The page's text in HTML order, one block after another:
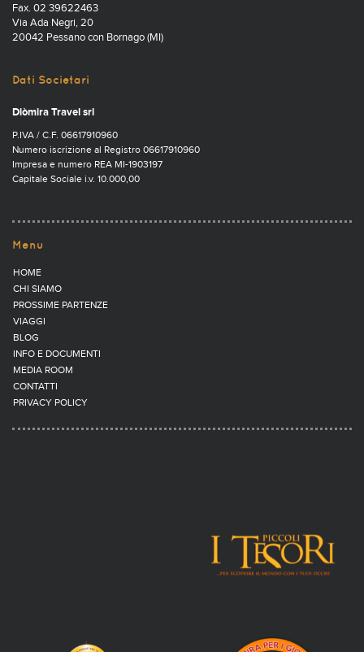
Fax. 02 39622463
Via Ada Negri, 20
20042 Pessano con Bornago (MI)
Dati Societari
Diòmira Travel srl
P.IVA / C.F. 06617910960
Numero iscrizione al Registro 06617910960
Impresa e numero REA MI-1903197
Capitale Sociale i.v. 10.000,00
Menu
HOME
CHI SIAMO
PROSSIME PARTENZE
VIAGGI
BLOG
INFO E DOCUMENTI
MEDIA ROOM
CONTATTI
PRIVACY POLICY